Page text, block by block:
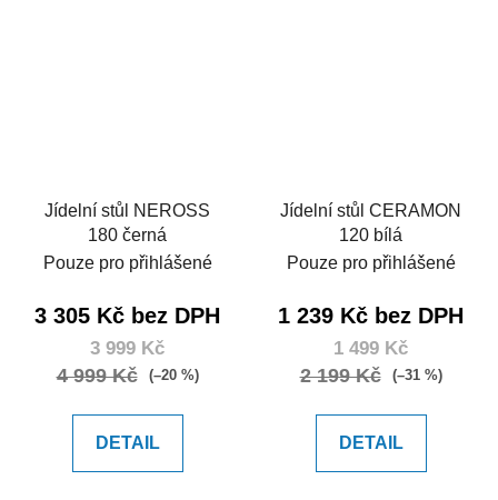
Jídelní stůl NEROSS
180 černá
Pouze pro přihlášené
3 305 Kč bez DPH
3 999 Kč
4 999 Kč (–20 %)
DETAIL
Jídelní stůl CERAMON
120 bílá
Pouze pro přihlášené
1 239 Kč bez DPH
1 499 Kč
2 199 Kč (–31 %)
DETAIL